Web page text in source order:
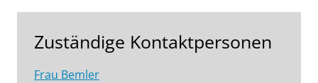
Zuständige Kontaktpersonen
Frau Bemler